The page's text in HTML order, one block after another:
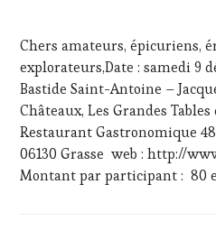
DÉGUSTATIONS,
WINE
TASTING
MÉDIAS,
PRESSE
ÉCRITE,
RADIO,
TV,
2023
Chers amateurs, épicuriens,
explorateurs,Date : samedi 9
Bastide Saint-Antoine –
Châteaux, Les Grandes
Restaurant Gastronomique
06130 Grasse web : http://
Montant par participant : 80